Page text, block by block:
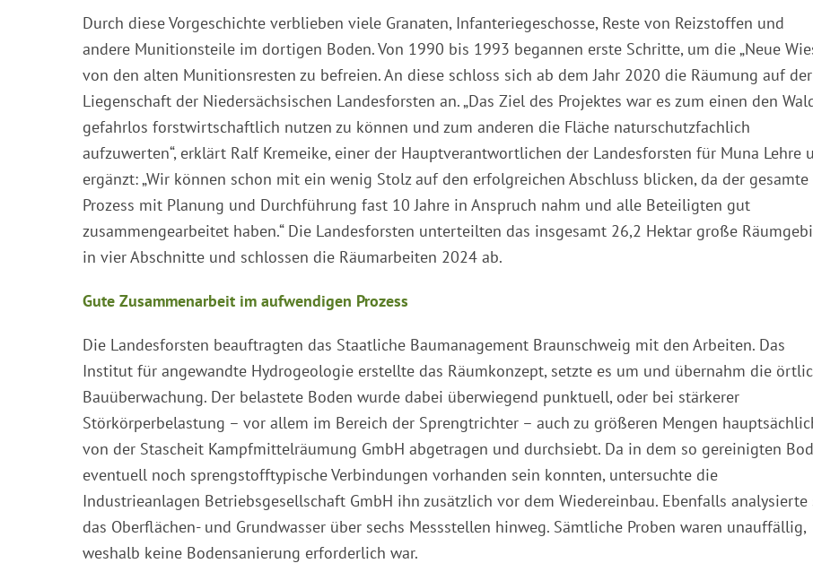
Durch diese Vorgeschichte verblieben viele Granaten, Infanteriegeschosse, Reste von Reizstoffen und
andere Munitionsteile im dortigen Boden. Von 1990 bis 1993 begannen erste Schritte, um die „Neue
von den alten Munitionsresten zu befreien. An diese schloss sich ab dem Jahr 2020 die Räumung auf der
Liegenschaft der Niedersächsischen Landesforsten an. „Das Ziel des Projektes war es zum einen den
gefahrlos forstwirtschaftlich nutzen zu können und zum anderen die Fläche naturschutzfachlich
aufzuwerten“, erklärt Ralf Kremeike, einer der Hauptverantwortlichen der Landesforsten für Muna Lehre
ergänzt: „Wir können schon mit ein wenig Stolz auf den erfolgreichen Abschluss blicken, da der gesamte
Prozess mit Planung und Durchführung fast 10 Jahre in Anspruch nahm und alle Beteiligten gut
zusammengearbeitet haben.“ Die Landesforsten unterteilten das insgesamt 26,2 Hektar große
in vier Abschnitte und schlossen die Räumarbeiten 2024 ab.
Gute Zusammenarbeit im aufwendigen Prozess
Die Landesforsten beauftragten das Staatliche Baumanagement Braunschweig mit den Arbeiten. Das
Institut für angewandte Hydrogeologie erstellte das Räumkonzept, setzte es um und übernahm die
Bauüberwachung. Der belastete Boden wurde dabei überwiegend punktuell, oder bei stärkerer
Störkörperbelastung – vor allem im Bereich der Sprengtrichter – auch zu größeren Mengen
von der Stascheit Kampfmittelräumung GmbH abgetragen und durchsiebt. Da in dem so gereinigten
eventuell noch sprengstofftypische Verbindungen vorhanden sein konnten, untersuchte die
Industrieanlagen Betriebsgesellschaft GmbH ihn zusätzlich vor dem Wiedereinbau. Ebenfalls analysierte
das Oberflächen- und Grundwasser über sechs Messstellen hinweg. Sämtliche Proben waren unauffällig,
weshalb keine Bodensanierung erforderlich war.